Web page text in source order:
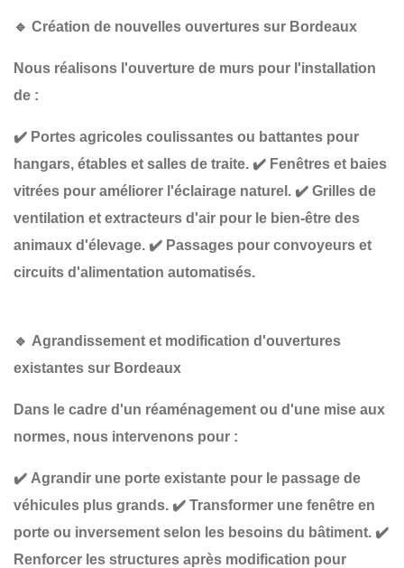
🔹 Création de nouvelles ouvertures sur Bordeaux
Nous réalisons l'ouverture de murs pour l'installation
de :
✔️ Portes agricoles coulissantes ou battantes pour
hangars, étables et salles de traite. ✔️ Fenêtres et baies
vitrées pour améliorer l'éclairage naturel. ✔️ Grilles de
ventilation et extracteurs d'air pour le bien-être des
animaux d'élevage. ✔️ Passages pour convoyeurs et
circuits d'alimentation automatisés.
🔹 Agrandissement et modification d'ouvertures
existantes sur Bordeaux
Dans le cadre d'un réaménagement ou d'une mise aux
normes, nous intervenons pour :
✔️ Agrandir une porte existante pour le passage de
véhicules plus grands. ✔️ Transformer une fenêtre en
porte ou inversement selon les besoins du bâtiment. ✔️
Renforcer les structures après modification pour